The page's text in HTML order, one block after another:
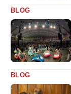
BLOG
BLOG